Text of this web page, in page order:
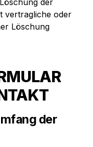
der
vertragliche oder
Löschung
der